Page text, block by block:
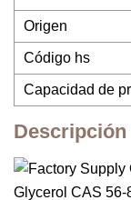
Origen
Código hs
Capacidad de